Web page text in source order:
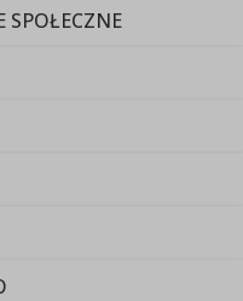
SPOŁECZNE